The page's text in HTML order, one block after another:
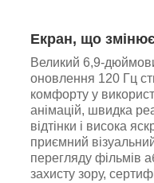
Екран, що
Великий 6,9-
оновлення 120 Гц
комфорту у
анімацій, швидка
відтінки і висока
приємний
перегляду фільмів
захисту зору,